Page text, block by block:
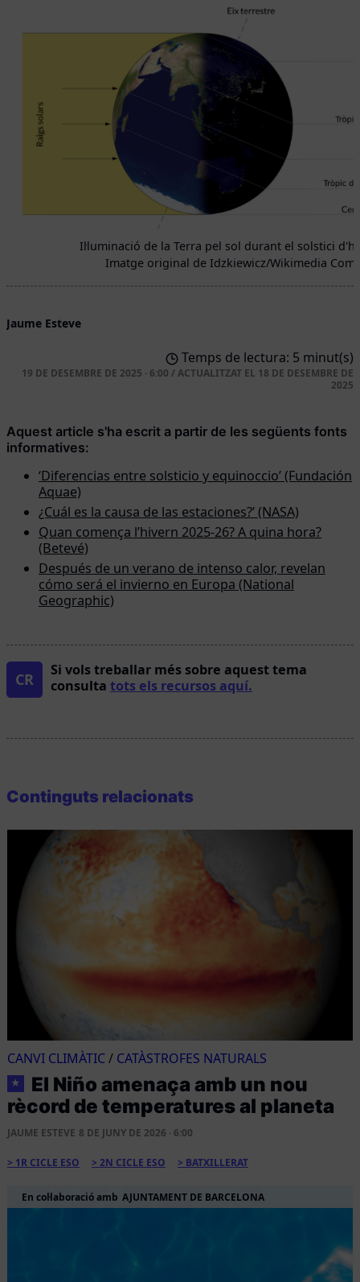
Il·luminació de la Terra pel sol durant el solstici
Imatge original de Idzkiewicz/Wikimedia
Jaume Esteve
Temps de lectura: 5 minut(s)
19 DE DESEMBRE DE 2025 · 6:00 /ACTUALITZAT EL 18 DE DESEMBRE DE
2025
Aquest article s'ha escrit a partir de les següents fonts
informatives:
‘Diferencias entre solsticio y equinoccio’ (Fundación
Aquae)
¿Cuál es la causa de las estaciones?’ (NASA)
Quan comença l’hivern 2025-26? A quina hora?
(Betevé)
Después de un verano de intenso calor, revelan
cómo será el invierno en Europa (National
Geographic)
CR
Si vols treballar més sobre aquest tema
consulta tots els recursos aquí.
Continguts relacionats
CANVI CLIMÀTIC / CATÀSTROFES NATURALS
★
El Niño amenaça amb un nou
rècord de temperatures al planeta
JAUME ESTEVE 8 DE JUNY DE 2026 · 6:00
1R CICLE ESO 2N CICLE ESO BATXILLERAT
En col·laboració amb AJUNTAMENT DE BARCELONA